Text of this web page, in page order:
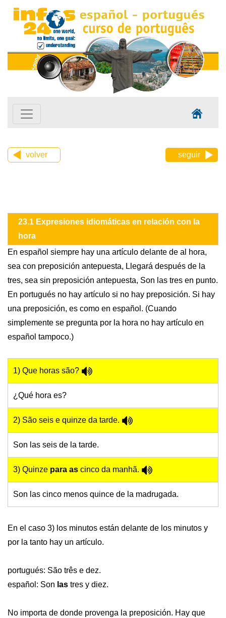
volver seguir
23.1 Expresiones idiomáticas en relación con la
hora
En español siempre hay una artículo delante de al hora,
sea con preposición antepuesta, Llegará después de la
tres, sea sin preposición antepuesta, Son las tres en punto.
En portugués no hay artículo si no hay preposición. Si hay
una preposición, es como en español. (Cuando
simplemente se pregunta por la hora no hay artículo en
español tampoco.)
1) Que horas são?
¿Qué hora es?
2) São seis e quinze da tarde.
Son las seis de la tarde.
3) Quinze para as cinco da manhã.
Son las cinco menos quince de la madrugada.
En el caso 3) los minutos están delante de los minutos y
por la tanto hay un artículo.
portugués: São três e dez.
español: Son las tres y diez.
No importa de donde provenga la preposición. Hay que